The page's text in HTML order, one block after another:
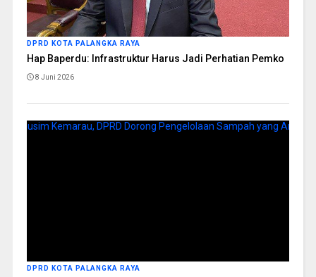
DPRD KOTA PALANGKA RAYA
Hap Baperdu: Infrastruktur Harus Jadi Perhatian Pemko
8 Juni 2026
DPRD KOTA PALANGKA RAYA